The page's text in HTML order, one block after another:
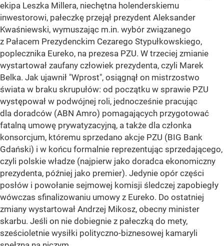
ekipa Leszka Millera, niechętna holenderskiemu
inwestorowi, pałeczkę przejął prezydent Aleksander
Kwaśniewski, wymuszając m.in. wybór związanego
z Pałacem Prezydenckim Cezarego Stypułkowskiego,
poplecznika Eureko, na prezesa PZU. W trzeciej zmianie
wystartował zaufany człowiek prezydenta, czyli Marek
Belka. Jak ujawnił "Wprost", osiągnął on mistrzostwo
świata w braku skrupułów: od początku w sprawie PZU
występował w podwójnej roli, jednocześnie pracując
dla doradców (ABN Amro) pomagających przygotować
fatalną umowę prywatyzacyjną, a także dla członka
konsorcjum, któremu sprzedano akcje PZU (BIG Bank
Gdański) i w końcu formalnie reprezentując sprzedającego,
czyli polskie władze (najpierw jako doradca ekonomiczny
prezydenta, później jako premier). Jedynie opór części
posłów i powołanie sejmowej komisji śledczej zapobiegły
wówczas sfinalizowaniu umowy z Eureko. Do ostatniej
zmiany wystartował Andrzej Mikosz, obecny minister
skarbu. Jeśli on nie dobiegnie z pałeczką do mety,
sześcioletnie wysiłki polityczno-biznesowej kamaryli